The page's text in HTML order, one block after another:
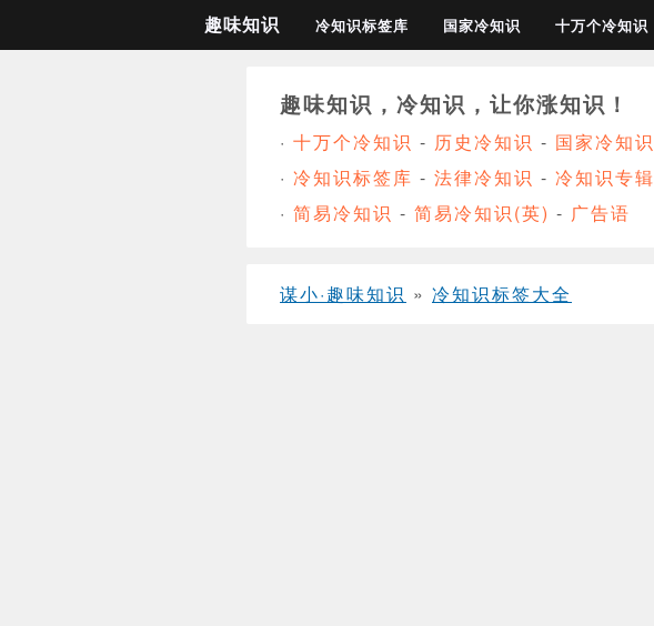
趣味知识 冷知识标签库 国家冷知识 十万个冷知识
趣味知识，冷知识，让你涨知识！
· 十万个冷知识 - 历史冷知识 - 国家冷知识
· 冷知识标签库 - 法律冷知识 - 冷知识专辑
· 简易冷知识 - 简易冷知识(英) - 广告语
谋小·趣味知识 » 冷知识标签大全